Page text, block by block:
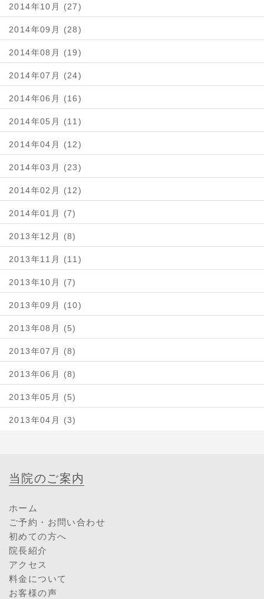
2014年10月 (27)
2014年09月 (28)
2014年08月 (19)
2014年07月 (24)
2014年06月 (16)
2014年05月 (11)
2014年04月 (12)
2014年03月 (23)
2014年02月 (12)
2014年01月 (7)
2013年12月 (8)
2013年11月 (11)
2013年10月 (7)
2013年09月 (10)
2013年08月 (5)
2013年07月 (8)
2013年06月 (8)
2013年05月 (5)
2013年04月 (3)
当院のご案内
ホーム
ご予約・お問い合わせ
初めての方へ
院長紹介
アクセス
料金について
お客様の声